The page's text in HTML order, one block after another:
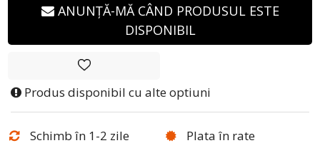
ANUNȚĂ-MĂ CÂND PRODUSUL ESTE
DISPONIBIL
Produs disponibil cu alte optiuni
Schimb în 1-2 zile
Plata în rate